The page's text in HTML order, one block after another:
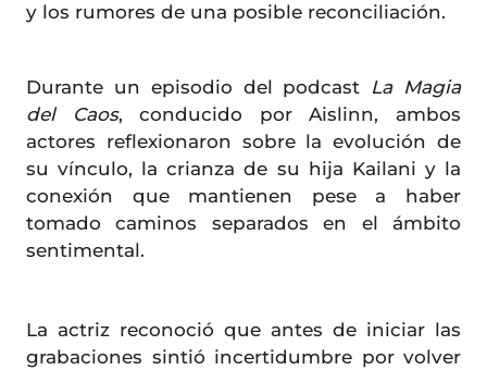
y los rumores de una posible reconciliación.
Durante un episodio del podcast La Magia
del Caos, conducido por Aislinn, ambos
actores reflexionaron sobre la evolución de
su vínculo, la crianza de su hija Kailani y la
conexión que mantienen pese a haber
tomado caminos separados en el ámbito
sentimental.
La actriz reconoció que antes de iniciar las
grabaciones sintió incertidumbre por volver